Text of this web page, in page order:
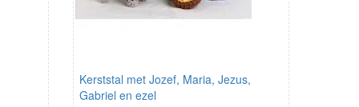
Kerststal met Jozef, Maria, Jezus,
Gabriel en ezel